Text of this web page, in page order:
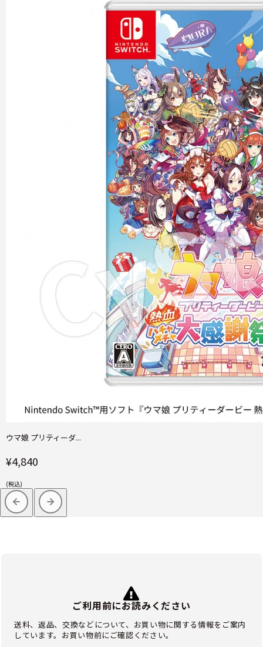
ウマ娘 プリティーダ...
¥4,840
(税込)
ご利用前にお読みください
送料、返品、交換などについて、お買い物に関する情報をご案内
しています。お買い物前にご確認ください。